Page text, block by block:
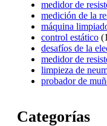
medidor de
medición de la
máquina
control estático
desafíos de la
medidor de
limpieza de
probador de
Categorías